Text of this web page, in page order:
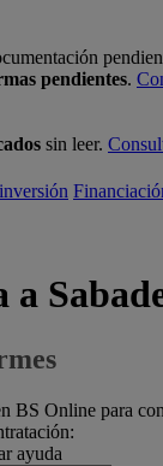
pendientes.
sin leer.
a
BS Online para